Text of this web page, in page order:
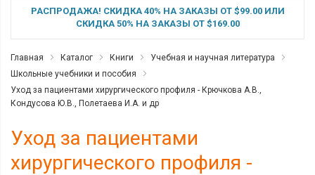
РАСПРОДАЖА! СКИДКА 40% НА ЗАКАЗЫ ОТ $99.00 ИЛИ
СКИДКА 50% НА ЗАКАЗЫ ОТ $169.00
Главная Каталог Книги
Учебная и научная литература
Школьные учебники и пособия
Уход за пациентами хирургического профиля - Крючкова А.В.,
Кондусова Ю.В., Полетаева И.А. и др
Уход за пациентами
хирургического профиля -